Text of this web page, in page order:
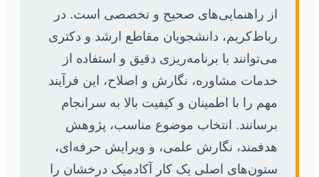
از راهنمایی‌های صحیح و تخصصی است. در
رباط‌کریم، دانشجویان مقاطع ارشد و دکتری
می‌توانند با برنامه‌ریزی دقیق و استفاده از
خدمات مشاوره، نگارش و اصلاح، این فرآیند
مهم را با اطمینان و کیفیت بالا به سرانجام
برسانند. انتخاب موضوع مناسب، پژوهش
هدفمند، نگارش علمی، و ویرایش حرفه‌ای،
ستون‌های اصلی یک کار آکادمیک درخشان را